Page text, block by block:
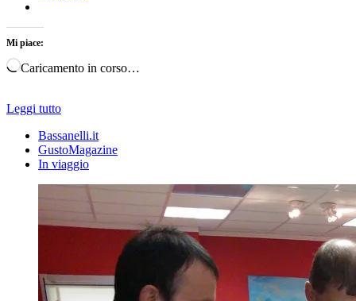
Mi piace:
Caricamento in corso…
Leggi tutto
Bassanelli.it
GustoMagazine
In viaggio